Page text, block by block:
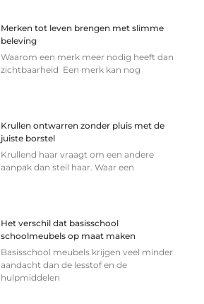
Merken tot leven brengen met slimme
beleving
Waarom een merk meer nodig heeft dan
zichtbaarheid Een merk kan nog
Krullen ontwarren zonder pluis met de
juiste borstel
Krullend haar vraagt om een andere
aanpak dan steil haar. Waar een
Het verschil dat basisschool
schoolmeubels op maat maken
Basisschool meubels krijgen veel minder
aandacht dan de lesstof en de
hulpmiddelen